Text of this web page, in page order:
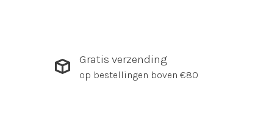
Gratis verzending
op bestellingen boven €80